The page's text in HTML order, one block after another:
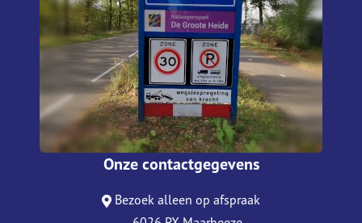
Onze contactgegevens
Bezoek alleen op afspraak